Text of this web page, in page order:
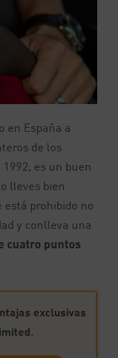
en España a
de los
es un buen
lleves bien
está prohibido no
y conlleva una
cuatro puntos
exclusivas
.